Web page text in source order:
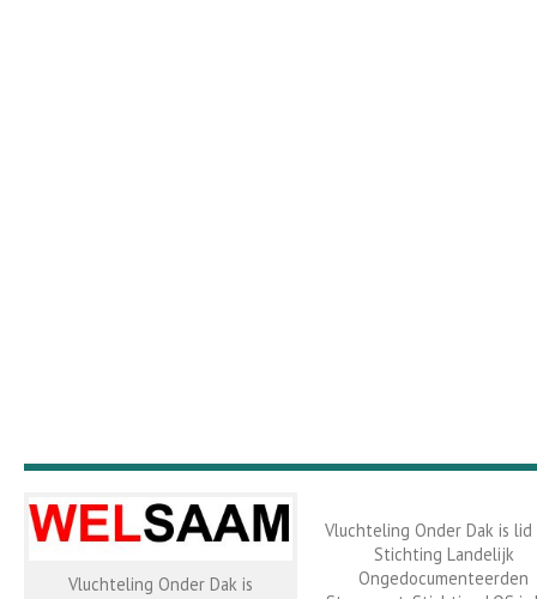
Vluchteling Onder Dak is
Vluchteling Onder Dak is lid
Stichting Landelijk
Ongedocumenteerden